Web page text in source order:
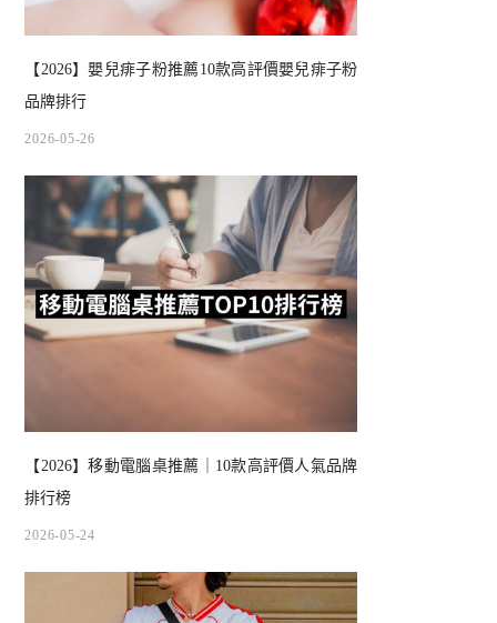
【2026】嬰兒痱子粉推薦10款高評價嬰兒痱子粉
品牌排行
2026-05-26
【2026】移動電腦桌推薦｜10款高評價人氣品牌
排行榜
2026-05-24